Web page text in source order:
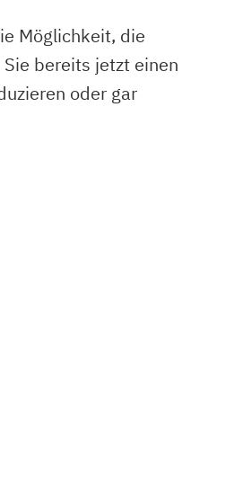
Möglichkeit, die
bereits jetzt einen
oder gar